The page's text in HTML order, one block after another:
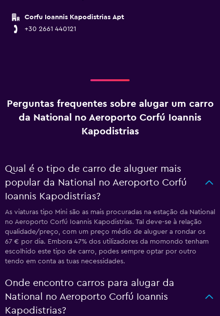
Corfu Ioannis Kapodistrias Apt
+30 2661 440121
Perguntas frequentes sobre alugar um carro
da National no Aeroporto Corfú Ioannis
Kapodistrias
Qual é o tipo de carro de aluguer mais
popular da National no Aeroporto Corfú
Ioannis Kapodistrias?
As viaturas tipo Mini são as mais procuradas na estação da National
no Aeroporto Corfú Ioannis Kapodistrias. Tal deve-se à relação
qualidade/preço, com um preço médio de aluguer a rondar os
67 € por dia. Embora 47% dos utilizadores da momondo tenham
escolhido este tipo de carro, podes sempre optar por outro
tendo em conta as tuas necessidades.
Onde encontro carros para alugar da
National no Aeroporto Corfú Ioannis
Kapodistrias?